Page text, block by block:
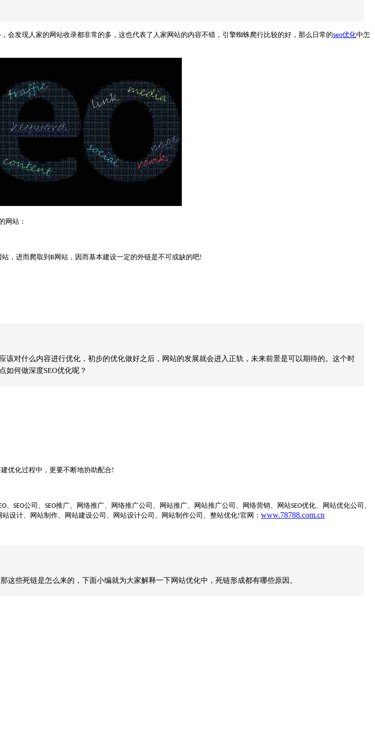
会发现人家的网站收录都非常的多，这也代表了人家网站的内容不错，引擎蜘蛛爬行比较的好，那么日常的seo优化中怎
网站：
，进而爬取到 B网站，因而基本建设一定的外链是不可或缺的吧!
对什么内容进行优化，初步的优化做好之后，网站的发展就会进入正轨，未来前景是可以期待的。这个时
如何做深度SEO优化呢？
优化过程中，更要不断地协助配合!
SEO公司、 SEO推广、网络推广、网络推广公司、网站推广、网站推广公司、网络营销、网站SEO优化、网站优化公司、
设计、网站制作、网站建设公司、网站设计公司、网站制作公司、整站优化!官网： www.78788.com.cn
些死链是怎么来的，下面小编就为大家解释一下网站优化中，死链形成都有哪些原因。